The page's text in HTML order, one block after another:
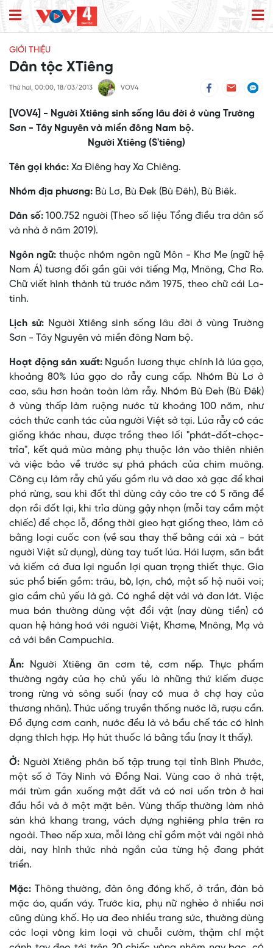
GIỚI THIỆU
Dân tộc XTiêng
Thứ hai, 00:00, 18/03/2013 VOV4
[VOV4] - Người Xtiêng sinh sống lâu đời ở vùng Trường
Sơn - Tây Nguyên và miền đông Nam bộ.
Người Xtiêng (S'tiêng)
Tên gọi khác: Xa Ðiêng hay Xa Chiêng.
Nhóm địa phương: Bù Lơ, Bù Ðek (Bù Ðêh), Bù Biêk.
Dân số:100.752 người (Theo số liệu Tổng điều tra dân số
và nhà ở năm 2019).
Ngôn ngữ: thuộc nhóm ngôn ngữ Môn - Khơ Me (ngữ hệ
Nam Á) tương đối gần gũi với tiếng Mạ, Mnông, Chơ Ro.
Chữ viết hình thành từ trước năm 1975, theo chữ cái La-
tinh.
Lịch sử: Người Xtiêng sinh sống lâu đời ở vùng Trường
Sơn - Tây Nguyên và miền đông Nam bộ.
Hoạt động sản xuất: Nguồn lương thực chính là lúa gạo,
khoảng 80% lúa gạo do rẫy cung cấp. Nhóm Bù Lơ ở
cao, sâu hơn hoàn toàn làm rẫy. Nhóm Bù Ðeh (Bù Ðêk)
ở vùng thấp làm ruộng nước từ khoảng 100 năm, như
cách thức canh tác của người Việt sở tại. Lúa rẫy có các
giống khác nhau, được trồng theo lối "phát-đốt-chọc-
trỉa", kết quả mùa màng phụ thuộc lớn vào thiên nhiên
và việc bảo về trước sự phá phách của chim muông.
Công cụ làm rẫy chủ yếu gồm rìu và dao xà gạc để khai
phá rừng, sau khi đốt thì dùng cây cào tre có 5 răng để
dọn rồi đốt lại, khi trỉa dùng gậy nhọn (mỗi tay cầm một
chiếc) để chọc lỗ, đồng thời gieo hạt giống theo, làm cỏ
bằng loại cuốc con (về sau thay thế bằng cái xà - bát
người Việt sử dụng), dùng tay tuốt lúa. Hái lượm, săn bắt
và kiếm cá đưa lại nguồn lợi quan trọng thiết thực. Gia
súc phổ biến gồm: trâu, bò, lợn, chó, một số hộ nuôi voi;
gia cầm chủ yếu là gà. Có nghề dệt vải và đan lát. Việc
mua bán thường dùng vật đổi vật (nay dùng tiền) có
quan hệ hàng hoá với người Việt, Khơme, Mnông, Mạ và
cả với bên Campuchia.
Ăn:
Người Xtiêng ăn cơm tẻ, cơm nếp. Thực phẩm
thường ngày của họ chủ yếu là những thứ kiếm được
trong rừng và sông suối (nay có mua ở chợ hay của
thương nhân). Thức uống truyền thống nước lã, rượu cần.
Ðồ đựng cơm canh, nước đều là vỏ bầu chế tác có hình
dạng thích hợp. Họ hút thuốc lá bằng tẩu (nay ít thấy).
Ở: Người Xtiêng phân bố tập trung tại tỉnh Bình Phước,
một số ở Tây Ninh và Ðồng Nai. Vùng cao ở nhà trệt,
mái trùm gần xuống mặt đất và có nơi uốn tròn ở hai
đầu hồi và ở một mặt bên. Vùng thấp thường làm nhà
sàn khá khang trang, vách dựng nghiêng phía trên ra
ngoài. Theo nếp xưa, mỗi làng chỉ gồm một vài ngôi nhà
dài, nay hình thức nhà ngắn của từng hộ đang phát
triển.
Mặc: Thông thường, đàn ông đóng khố, ở trần, đàn bà
mặc áo, quấn váy. Trước kia, phụ nữ nghèo ở nhiều nơi
cũng dùng khố. Họ ưa đeo nhiều trang sức, thường dùng
các loại vòng kim loại và chuỗi cườm, thậm chí một